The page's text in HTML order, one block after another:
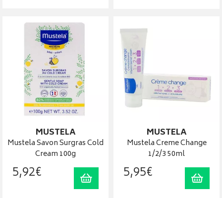
MUSTELA
Mustela Savon Surgras Cold
Cream 100g
5,92€ Ajouter au panier
MUSTELA
Mustela Creme Change
1/2/3 50ml
5,95€